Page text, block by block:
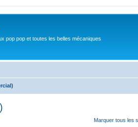
pop pop et toutes les belles mécaniques
Marquer tous les